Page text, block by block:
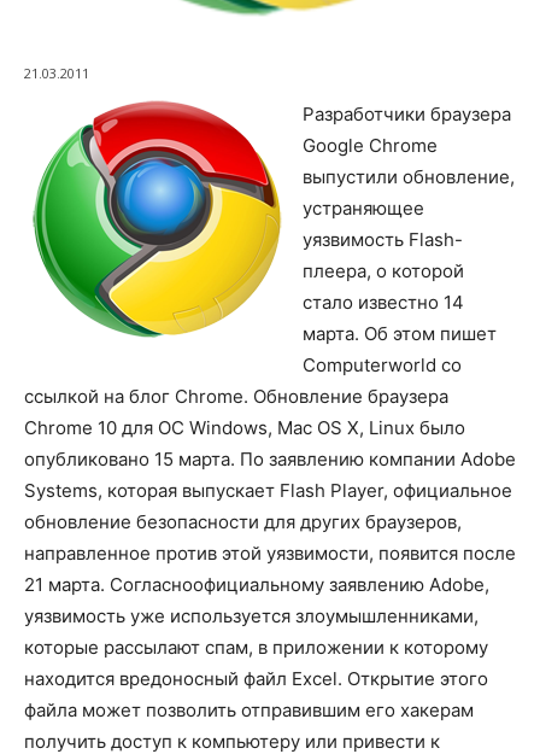
21.03.2011
Разработчики браузера
Google Chrome
выпустили обновление,
устраняющее
уязвимость Flash-
плеера, о которой
стало известно 14
марта. Об этом пишет
Computerworld со
ссылкой на блог Chrome. Обновление браузера
Chrome 10 для ОС Windows, Mac OS X, Linux было
опубликовано 15 марта. По заявлению компании Adobe
Systems, которая выпускает Flash Player, официальное
обновление безопасности для других браузеров,
направленное против этой уязвимости, появится после
21 марта. Согласноофициальному заявлению Adobe,
уязвимость уже используется злоумышленниками,
которые рассылают спам, в приложении к которому
находится вредоносный файл Excel. Открытие этого
файла может позволить отправившим его хакерам
получить доступ к компьютеру или привести к